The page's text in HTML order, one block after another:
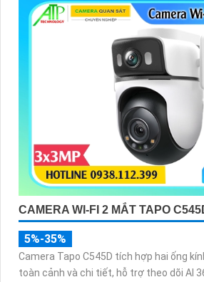
CAMERA WI-FI 2 MẮT TAPO
5%-35%
Camera Tapo C545D tích hợp hai ống
toàn cảnh và chi tiết, hỗ trợ theo dõi AI